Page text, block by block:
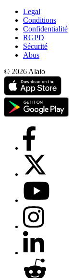
Legal
Conditions
Confidentialité
RGPD
Sécurité
Abus
© 2026 Alaio